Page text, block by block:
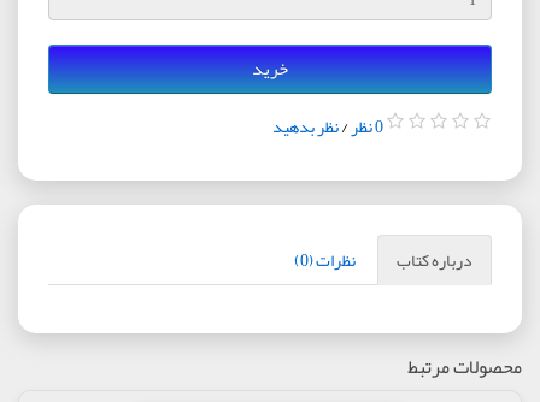
خرید
0 نظر /نظر بدهید
درباره کتاب نظرات (0)
محصولات مرتبط